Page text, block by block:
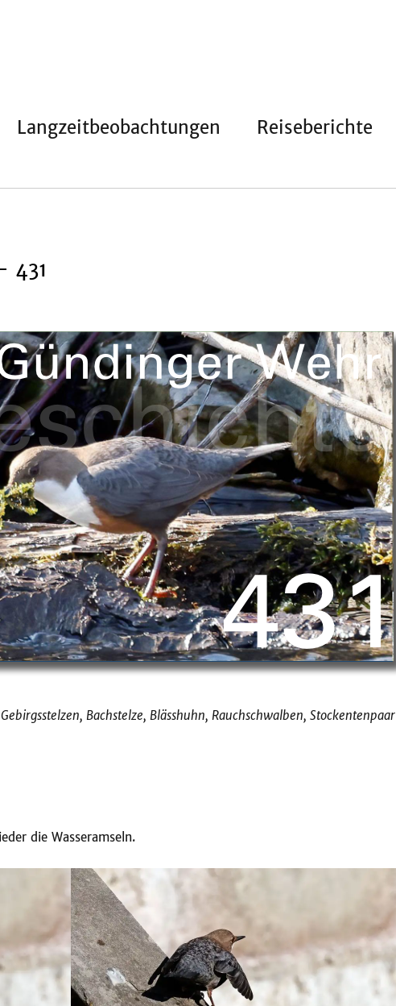
Langzeitbeobachtungen Reiseberichte
431
Bachstelze, Blässhuhn, Rauchschwalben, Stockentenpaar
die Wasseramseln.